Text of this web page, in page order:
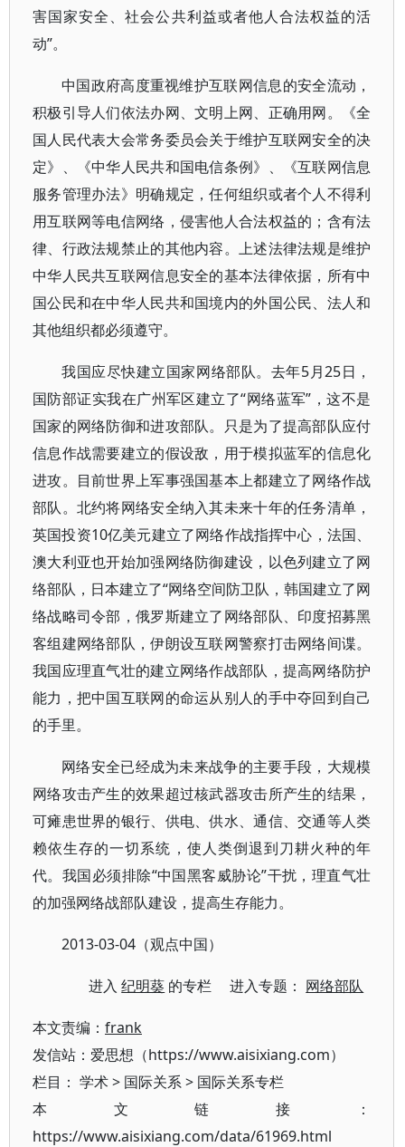
害国家安全、社会公共利益或者他人合法权益的活
动”。
中国政府高度重视维护互联网信息的安全流动，
积极引导人们依法办网、文明上网、正确用网。《全
国人民代表大会常务委员会关于维护互联网安全的决
定》、《中华人民共和国电信条例》、《互联网信息
服务管理办法》明确规定，任何组织或者个人不得利
用互联网等电信网络，侵害他人合法权益的；含有法
律、行政法规禁止的其他内容。上述法律法规是维护
中华人民共互联网信息安全的基本法律依据，所有中
国公民和在中华人民共和国境内的外国公民、法人和
其他组织都必须遵守。
我国应尽快建立国家网络部队。去年5月25日，
国防部证实我在广州军区建立了“网络蓝军”，这不是
国家的网络防御和进攻部队。只是为了提高部队应付
信息作战需要建立的假设敌，用于模拟蓝军的信息化
进攻。目前世界上军事强国基本上都建立了网络作战
部队。北约将网络安全纳入其未来十年的任务清单，
英国投资10亿美元建立了网络作战指挥中心，法国、
澳大利亚也开始加强网络防御建设，以色列建立了网
络部队，日本建立了“网络空间防卫队，韩国建立了网
络战略司令部，俄罗斯建立了网络部队、印度招募黑
客组建网络部队，伊朗设互联网警察打击网络间谍。
我国应理直气壮的建立网络作战部队，提高网络防护
能力，把中国互联网的命运从别人的手中夺回到自己
的手里。
网络安全已经成为未来战争的主要手段，大规模
网络攻击产生的效果超过核武器攻击所产生的结果，
可瘫患世界的银行、供电、供水、通信、交通等人类
赖依生存的一切系统，使人类倒退到刀耕火种的年
代。我国必须排除“中国黑客威胁论”干扰，理直气壮
的加强网络战部队建设，提高生存能力。
2013-03-04（观点中国）
进入纪明葵 的专栏 进入专题： 网络部队
本文责编： frank
发信站：爱思想（https://www.aisixiang.com）
栏目： 学术> 国际关系> 国际关系专栏
本文链接：
https://www.aisixiang.com/data/61969.html